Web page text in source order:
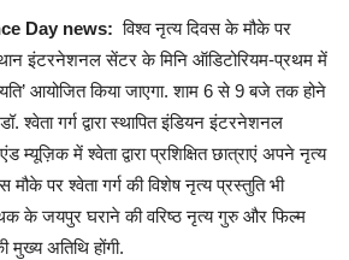
Day news: विश्व नृत्य दिवस के मौके पर
इंटरनेशनल सेंटर के मिनि ऑडिटोरियम-प्रथम में
आयोजित किया जाएगा. शाम 6 से 9 बजे तक होने
श्वेता गर्ग द्वारा स्थापित इंडियन इंटरनेशनल
में श्वेता द्वारा प्रशिक्षित छात्राएं अपने नृत्य
पर श्वेता गर्ग की विशेष नृत्य प्रस्तुति भी
के जयपुर घराने की वरिष्ठ नृत्य गुरु और फिल्म
मुख्य अतिथि होंगी.